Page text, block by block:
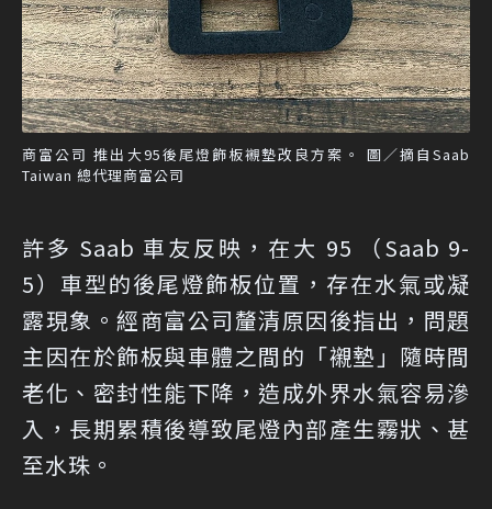
商富公司 推出大95後尾燈飾板襯墊改良方案。 圖／摘自Saab
Taiwan 總代理商富公司
許多 Saab 車友反映，在大 95 （Saab 9-
5）車型的後尾燈飾板位置，存在水氣或凝
露現象。經商富公司釐清原因後指出，問題
主因在於飾板與車體之間的「襯墊」隨時間
老化、密封性能下降，造成外界水氣容易滲
入，長期累積後導致尾燈內部產生霧狀、甚
至水珠。